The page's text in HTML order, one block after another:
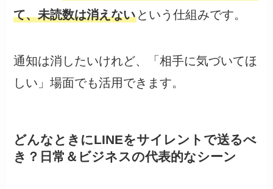
て、未読数は消えない という仕組みです。
通知は消したいけれど、「相手に気づいてほ
しい」場面でも活用できます。
どんなときにLINEをサイレントで送るべ
き？日常＆ビジネスの代表的なシーン